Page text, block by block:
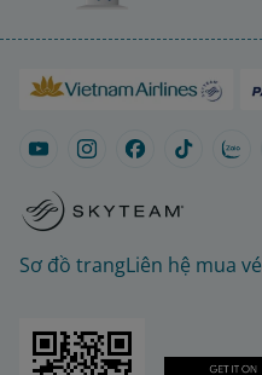
Sơ đồ trangLiên hệ mua vé